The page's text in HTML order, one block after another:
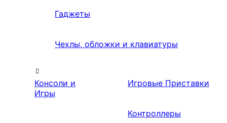
Гаджеты
Чехлы, обложки и клавиатуры
Консоли и
Игры
Игровые Приставки
Контроллеры